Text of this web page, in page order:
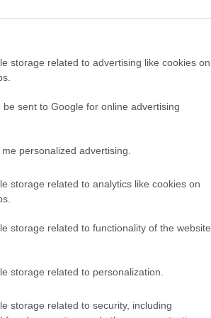
storage related to advertising like cookies on
sent to Google for online advertising
personalized advertising.
storage related to analytics like cookies on
storage related to functionality of the website
storage related to personalization.
storage related to security, including
)
82)
(71)
)
( 73)
(81)